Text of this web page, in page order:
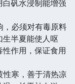
矾水浸制能增强
必须对有毒原料
半夏能使人呕
作用，保证食用
寒，善于清热凉